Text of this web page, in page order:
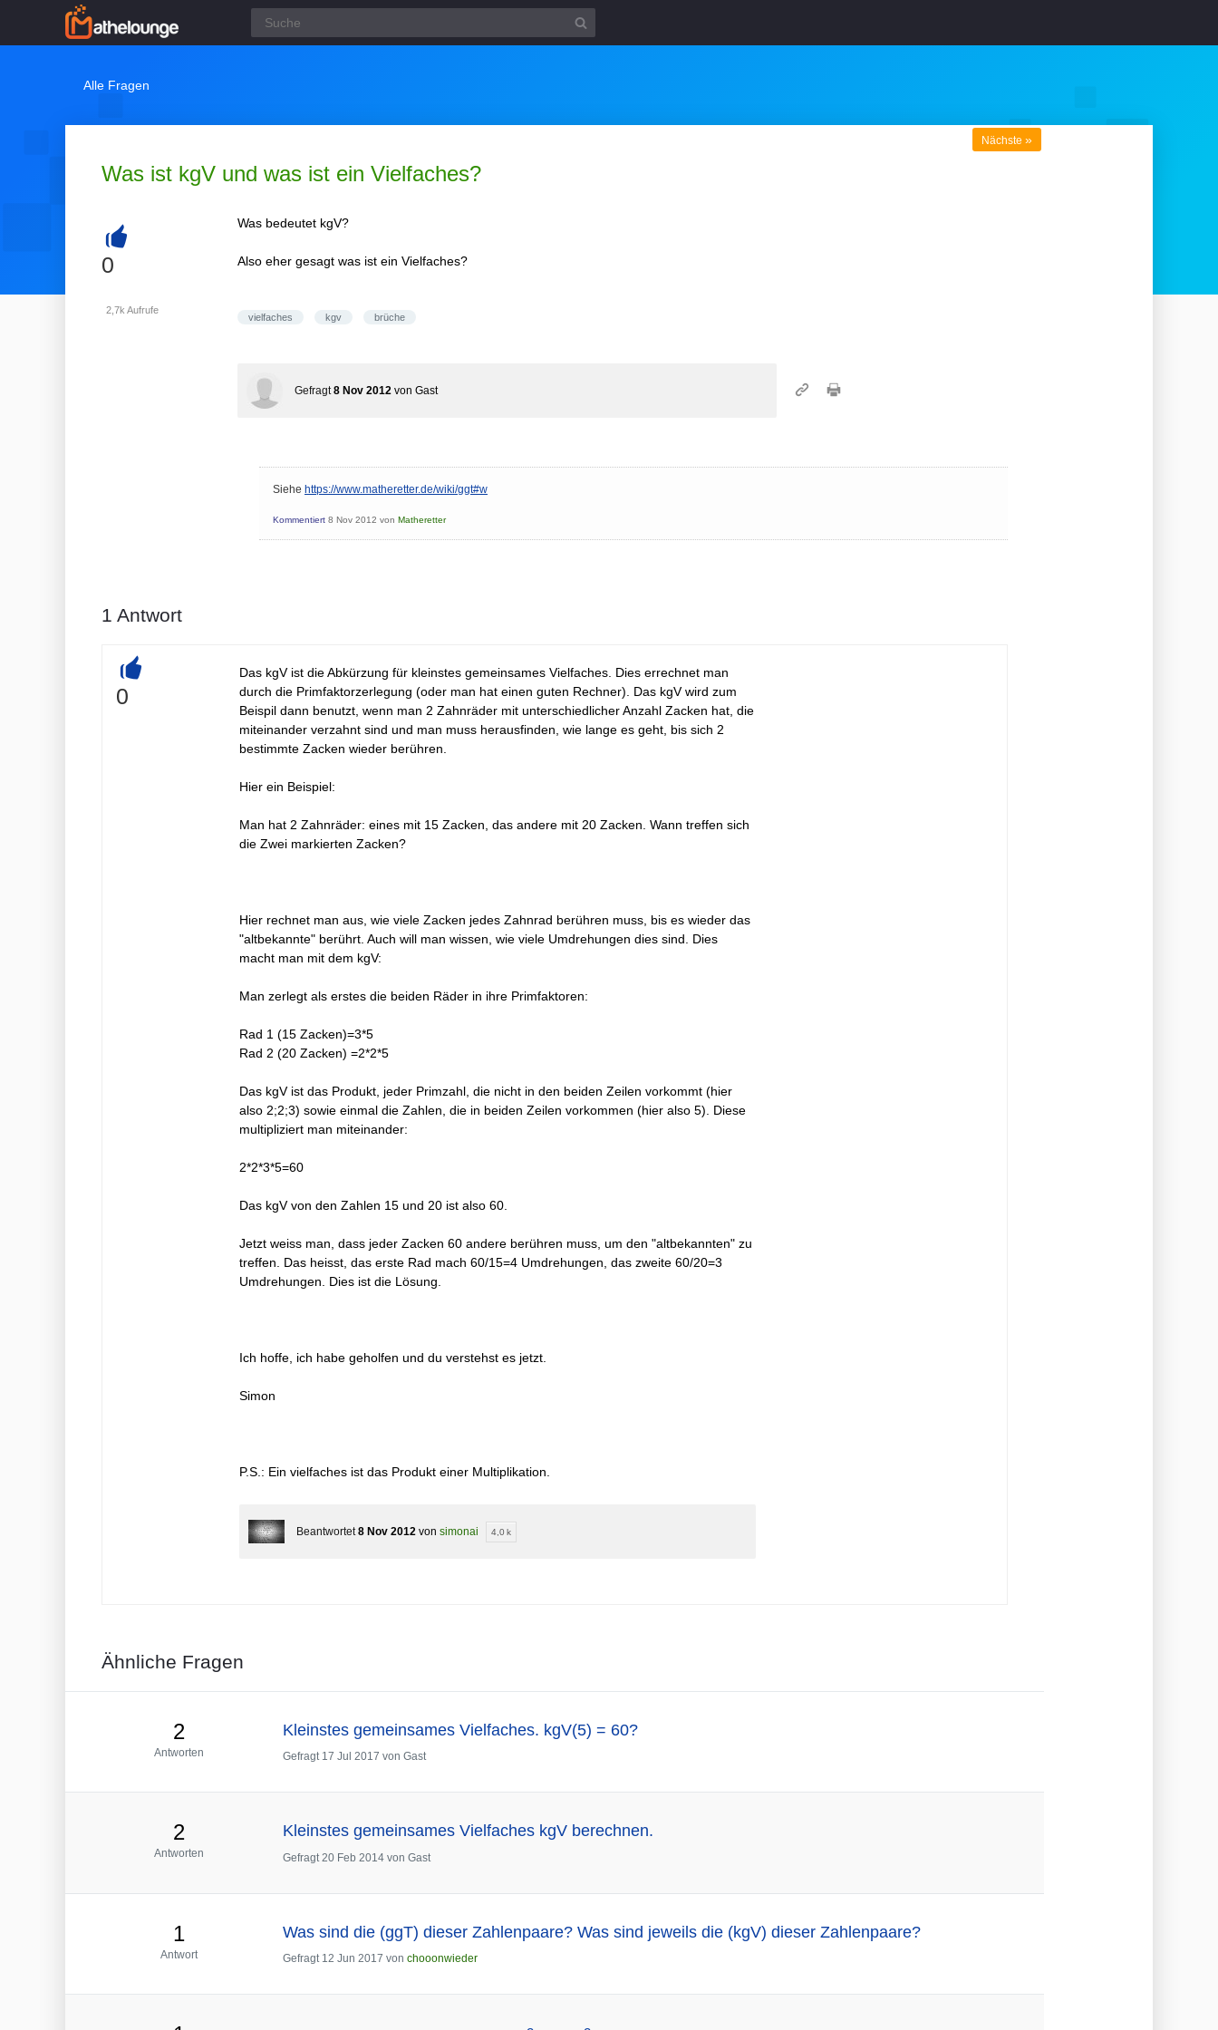
Alle Fragen
Was ist kgV und was ist ein Vielfaches?
Nächste »
+
0
2,7k Aufrufe
Was bedeutet kgV?
Also eher gesagt was ist ein Vielfaches?
vielfaches kgv brüche
Gefragt 8 Nov 2012 von Gast
Siehe https://www.matheretter.de/wiki/ggt#w
Kommentiert 8 Nov 2012 von Matheretter
1 Antwort
+
0
Das kgV ist die Abkürzung für kleinstes gemeinsames Vielfaches. Dies errechnet man
durch die Primfaktorzerlegung (oder man hat einen guten Rechner). Das kgV wird zum
Beispil dann benutzt, wenn man 2 Zahnräder mit unterschiedlicher Anzahl Zacken hat, die
miteinander verzahnt sind und man muss herausfinden, wie lange es geht, bis sich 2
bestimmte Zacken wieder berühren.
Hier ein Beispiel:
Man hat 2 Zahnräder: eines mit 15 Zacken, das andere mit 20 Zacken. Wann treffen sich
die Zwei markierten Zacken?
Hier rechnet man aus, wie viele Zacken jedes Zahnrad berühren muss, bis es wieder das
"altbekannte" berührt. Auch will man wissen, wie viele Umdrehungen dies sind. Dies
macht man mit dem kgV:
Man zerlegt als erstes die beiden Räder in ihre Primfaktoren:
Rad 1 (15 Zacken)=3*5
Rad 2 (20 Zacken) =2*2*5
Das kgV ist das Produkt, jeder Primzahl, die nicht in den beiden Zeilen vorkommt (hier
also 2;2;3) sowie einmal die Zahlen, die in beiden Zeilen vorkommen (hier also 5). Diese
multipliziert man miteinander:
2*2*3*5=60
Das kgV von den Zahlen 15 und 20 ist also 60.
Jetzt weiss man, dass jeder Zacken 60 andere berühren muss, um den "altbekannten" zu
treffen. Das heisst, das erste Rad mach 60/15=4 Umdrehungen, das zweite 60/20=3
Umdrehungen. Dies ist die Lösung.
Ich hoffe, ich habe geholfen und du verstehst es jetzt.
Simon
P.S.: Ein vielfaches ist das Produkt einer Multiplikation.
Beantwortet 8 Nov 2012 von simonai 4,0 k
Ähnliche Fragen
2
Antworten
Kleinstes gemeinsames Vielfaches. kgV(5) = 60?
Gefragt 17 Jul 2017 von Gast
2
Antworten
Kleinstes gemeinsames Vielfaches kgV berechnen.
Gefragt 20 Feb 2014 von Gast
1
Antwort
Was sind die (ggT) dieser Zahlenpaare? Was sind jeweils die (kgV) dieser Zahlenpaare?
Gefragt 12 Jun 2017 von chooonwieder